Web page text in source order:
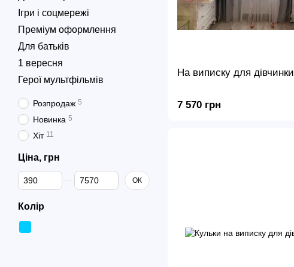
На виписку для дівчинки
7 570 грн
Ігри і соцмережі
Преміум оформлення
Для батьків
1 вересня
Герої мультфільмів
Розпродаж 5
Новинка 5
Хіт 11
Ціна, грн
Від Ціна, грн
До Ціна, грн ОК
Колір